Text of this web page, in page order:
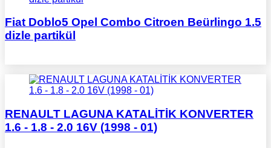
Fiat Doblo5 Opel Combo Citroen Beürlingo 1.5
dizle partikül
RENAULT LAGUNA KATALİTİK KONVERTER
1.6 - 1.8 - 2.0 16V (1998 - 01)